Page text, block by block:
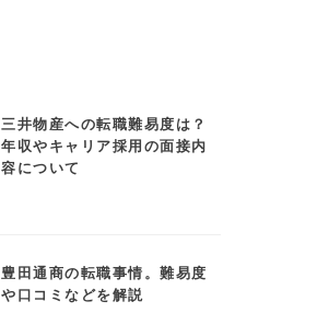
三井物産への転職難易度は？
年収やキャリア採用の面接内
容について
豊田通商の転職事情。難易度
や口コミなどを解説